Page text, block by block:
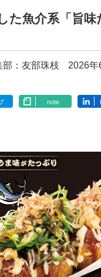
た魚介系「旨味
部：友部珠枝 2026年
note